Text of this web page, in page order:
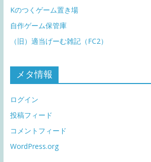
Kのつくゲーム置き場
自作ゲーム保管庫
（旧）適当げーむ雑記（FC2）
メタ情報
ログイン
投稿フィード
コメントフィード
WordPress.org